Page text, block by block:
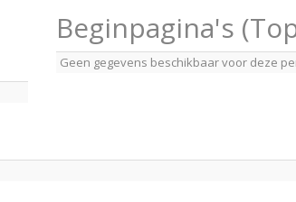
Beginpagina's
Geen gegevens beschikbaar voor deze